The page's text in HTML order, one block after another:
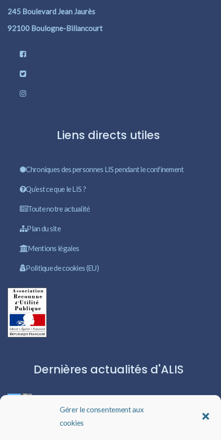
Gérer le consentement aux
cookies
245 Boulevard Jean Jaurès
92100 Boulogne-Billancourt
Liens directs utiles
Chroniques des personnes LIS pendant le confinement
Qu’est ce que le LIS ?
Toute notre actualité
Plan du site
Mentions légales
Politique de cookies (EU)
Dernières actualités d'ALIS
Les livres audio : une porte ouverte sur l’évasion